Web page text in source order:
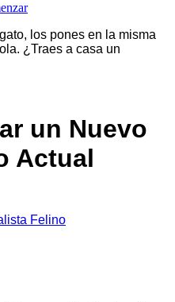
los pones en la misma
¿Traes a casa un
un Nuevo
Actual
Felino